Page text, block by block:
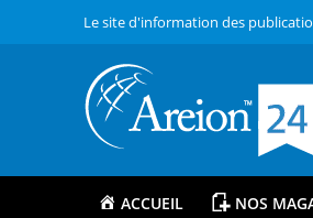
Le site d'information des
ACCUEIL NOS